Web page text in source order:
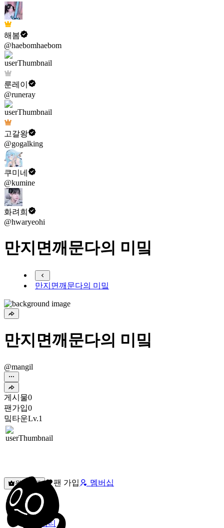
해봄
@haebomhaebom
룬레이
@runeray
고갈왕
@gogalking
쿠미네
@kumine
화려희
@hwaryeohi
만지면깨문다의 미밐
만지면깨문다의 미밐
만지면깨문다의 미밐
@mangil
게시물0
팬가입0
밐타운Lv.1
원픽선택 팬 가입 멤버십
밐타운
피드
커뮤니티